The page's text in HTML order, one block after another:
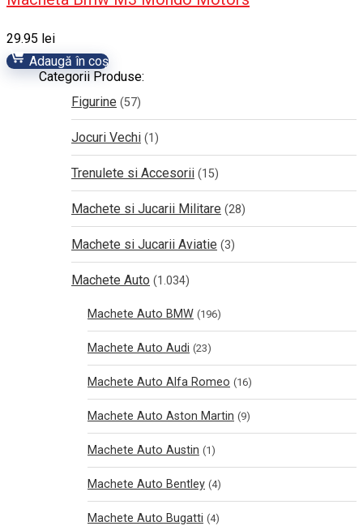
29.95 lei
Adaugă în coș
Categorii Produse:
Figurine (57)
Jocuri Vechi (1)
Trenulete si Accesorii (15)
Machete si Jucarii Militare (28)
Machete si Jucarii Aviatie (3)
Machete Auto (1.034)
Machete Auto BMW (196)
Machete Auto Audi (23)
Machete Auto Alfa Romeo (16)
Machete Auto Aston Martin (9)
Machete Auto Austin (1)
Machete Auto Bentley (4)
Machete Auto Bugatti (4)